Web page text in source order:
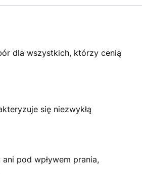
dla wszystkich, którzy cenią
się niezwykłą
pod wpływem prania,